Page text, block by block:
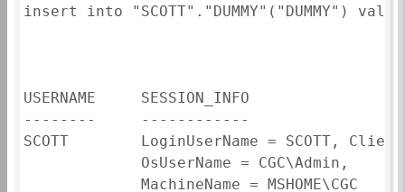
insert into "SCOTT"."DUMMY"("DUMMY")
USERNAME     SESSION_INFO
--------     ------------
SCOTT        LoginUserName = SCOTT,
             OsUserName = CGC\Admin,
             MachineName = MSHOME\CGC